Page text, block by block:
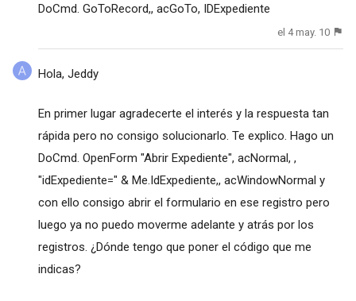
DoCmd. GoToRecord,, acGoTo, IDExpediente
el 4 may. 10
Hola, Jeddy
En primer lugar agradecerte el interés y la respuesta tan
rápida pero no consigo solucionarlo. Te explico. Hago un
DoCmd. OpenForm "Abrir Expediente", acNormal, ,
"idExpediente=" & Me.IdExpediente,, acWindowNormal y
con ello consigo abrir el formulario en ese registro pero
luego ya no puedo moverme adelante y atrás por los
registros. ¿Dónde tengo que poner el código que me
indicas?